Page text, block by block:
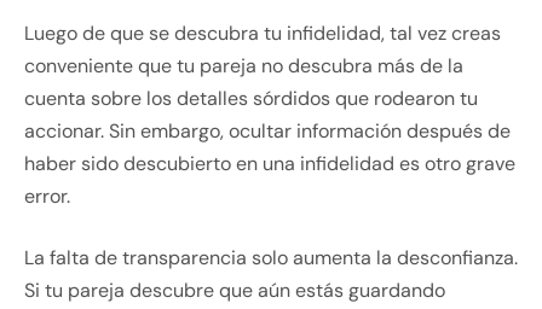
Luego de que se descubra tu infidelidad, tal vez creas
conveniente que tu pareja no descubra más de la
cuenta sobre los detalles sórdidos que rodearon tu
accionar. Sin embargo, ocultar información después de
haber sido descubierto en una infidelidad es otro grave
error.
La falta de transparencia solo aumenta la desconfianza.
Si tu pareja descubre que aún estás guardando